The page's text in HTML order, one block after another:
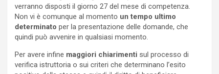
verranno disposti il giorno 27 del mese di competenza.
Non vi è comunque al momento un tempo ultimo
determinato per la presentazione delle domande, che
quindi può avvenire in qualsiasi momento.
Per avere infine maggiori chiarimenti sul processo di
verifica istruttoria o sui criteri che determinano l’esito